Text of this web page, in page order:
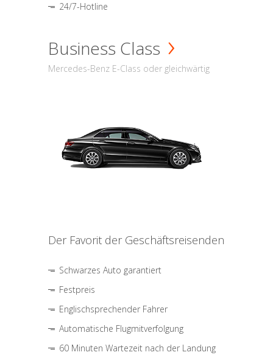
24/7-Hotline
Business Class
Mercedes-Benz E-Class oder gleichwärtig
Der Favorit der Geschäftsreisenden
Schwarzes Auto garantiert
Festpreis
Englischsprechender Fahrer
Automatische Flugmitverfolgung
60 Minuten Wartezeit nach der Landung